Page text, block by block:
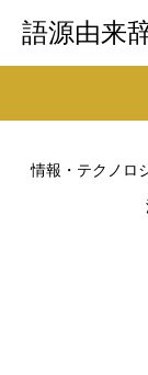
語源由来
情報・テクノロ